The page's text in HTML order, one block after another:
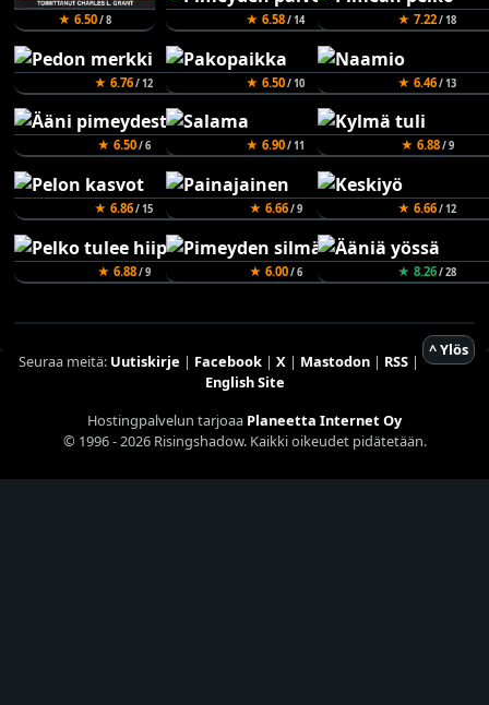
★ 6.50/ 8 ★ 6.58/ 14 ★ 7.22/ 18
★ 6.76/ 12 ★ 6.50/ 10 ★ 6.46/ 13
★ 6.50/ 6 ★ 6.90/ 11 ★ 6.88/ 9
★ 6.86/ 15 ★ 6.66/ 9 ★ 6.66/ 12
★ 6.88/ 9 ★ 6.00/ 6 ★ 8.26/ 28
^ Ylös
Seuraa meitä: Uutiskirje | Facebook| X| Mastodon| RSS|
English Site
Hostingpalvelun tarjoaa Planeetta Internet Oy
© 1996 - 2026 Risingshadow. Kaikki oikeudet pidätetään.